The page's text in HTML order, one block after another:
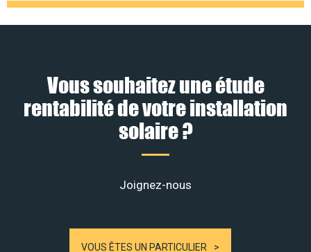
Vous souhaitez une étude
rentabilité de votre installation
solaire ?
Joignez-nous
VOUS ÊTES UN PARTICULIER